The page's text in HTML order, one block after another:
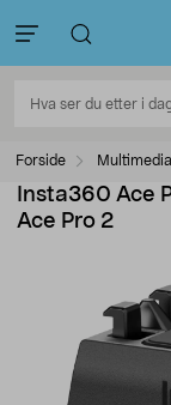
Forside Multimedia
Insta360 Ace
Ace Pro 2